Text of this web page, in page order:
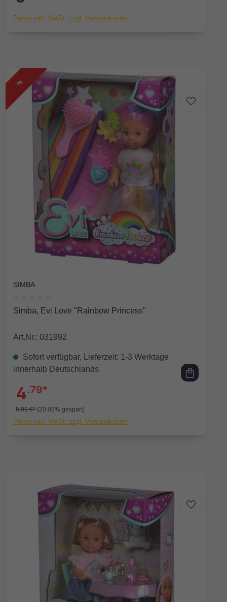
Preise inkl. MwSt. zzgl. Versandkosten
%
SIMBA
Durchschnittliche Bewertung von 0 von 5 Sternen
Simba, Evi Love "Rainbow Princess"
Art.Nr.: 031992
Sofort verfügbar, Lieferzeit: 1-3 Werktage
innerhalb Deutschlands.
4.79*
5,99 €* (20.03% gespart)
Preise inkl. MwSt. zzgl. Versandkosten